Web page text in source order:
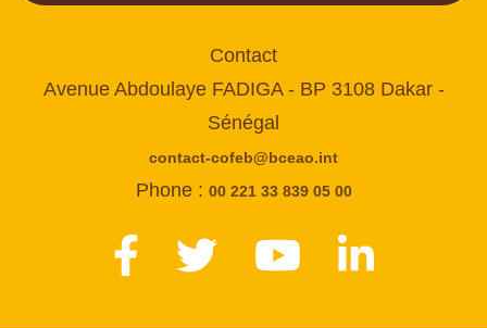
Contact
Avenue Abdoulaye FADIGA - BP 3108 Dakar -
Sénégal
contact-cofeb@bceao.int
Phone : 00 221 33 839 05 00